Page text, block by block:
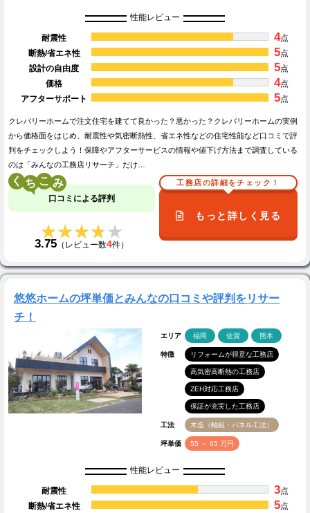
性能レビュー
耐震性 4点
断熱/省エネ性
5点
設計の自由度
5点
価格
4点
アフターサポート
5点
クレバリーホームで注文住宅を建てて良かった？悪かった？クレバリーホームの実例
から価格面をはじめ、耐震性や気密断熱性、省エネ性などの住宅性能など口コミで評
判をチェックしよう！保障やアフターサービスの情報や値下げ方法まで調査している
のは「みんなの工務店リサーチ」だけ…
く こ
口コミによる評判
★★★★★
★★★★★
3.75 （レビュー数4件）
工務店の詳細をチェック！
もっと詳しく見る
悠悠ホームの坪単価とみんなの口コミや評判をリサー
チ！
エリア 福岡 佐賀 熊本
特徴 リフォームが得意な工務店
高気密高断熱の工務店
ZEH対応工務店
保証が充実した工務店
工法 木造（軸組・パネル工法）
坪単価 55 ～ 65 万円
性能レビュー
耐震性 3点
断熱/省エネ性
5点